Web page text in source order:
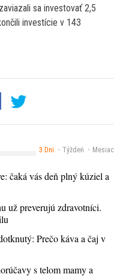
sa investovať 2,5
investície v 143
3 Dni Týždeň Mesiac
čaká vás deň plný kúziel a
už preverujú zdravotníci.
Prečo káva a čaj v
s telom mamy a